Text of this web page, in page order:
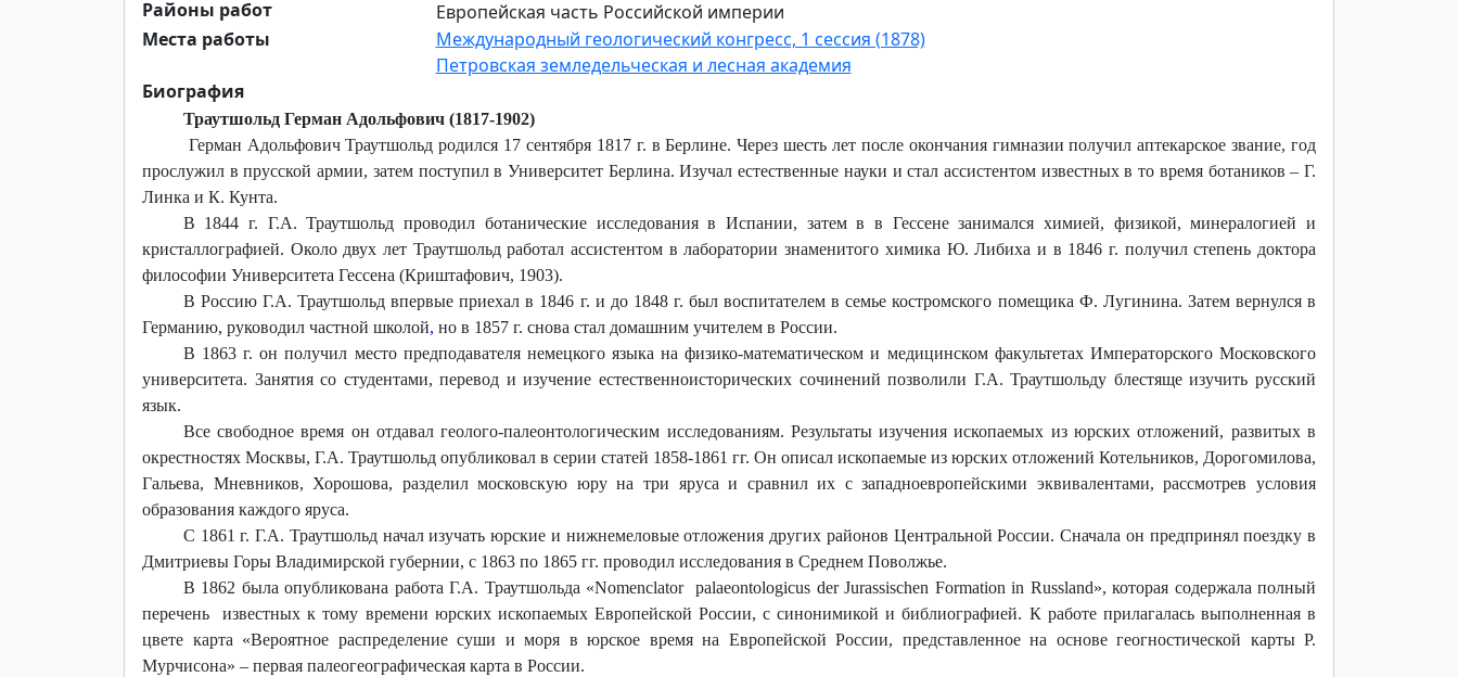
Районы работ
Европейская часть Российской империи
Места работы
Международный геологический конгресс, 1 сессия (1878)
Петровская земледельческая и лесная академия
Биография
Траутшольд Герман Адольфович (1817-1902)
Герман Адольфович Траутшольд родился 17 сентября 1817 г. в Берлине. Через шесть лет после окончания гимназии получил аптекарское звание, год
прослужил в прусской армии, затем поступил в Университет Берлина. Изучал естественные науки и стал ассистентом известных в то время ботаников – Г.
Линка и К. Кунта.
В 1844 г. Г.А. Траутшольд проводил ботанические исследования в Испании, затем в в Гессене занимался химией, физикой, минералогией и
кристаллографией. Около двух лет Траутшольд работал ассистентом в лаборатории знаменитого химика Ю. Либиха и в 1846 г. получил степень доктора
философии Университета Гессена (Криштафович, 1903).
В Россию Г.А. Траутшольд впервые приехал в 1846 г. и до 1848 г. был воспитателем в семье костромского помещика Ф. Лугинина. Затем вернулся в
Германию, руководил частной школой, но в 1857 г. снова стал домашним учителем в России.
В 1863 г. он получил место предподавателя немецкого языка на физико-математическом и медицинском факультетах Императорского Московского
университета. Занятия со студентами, перевод и изучение естественноисторических сочинений позволили Г.А. Траутшольду блестяще изучить русский
язык.
Все свободное время он отдавал геолого-палеонтологическим исследованиям. Результаты изучения ископаемых из юрских отложений, развитых в
окрестностях Москвы, Г.А. Траутшольд опубликовал в серии статей 1858-1861 гг. Он описал ископаемые из юрских отложений Котельников, Дорогомилова,
Гальева, Мневников, Хорошова, разделил московскую юру на три яруса и сравнил их с западноевропейскими эквивалентами, рассмотрев условия
образования каждого яруса.
С 1861 г. Г.А. Траутшольд начал изучать юрские и нижнемеловые отложения других районов Центральной России. Сначала он предпринял поездку в
Дмитриевы Горы Владимирской губернии, с 1863 по 1865 гг. проводил исследования в Среднем Поволжье.
В 1862 была опубликована работа Г.А. Траутшольда «Nomenclator palaeontologicus der Jurassischen Formation in Russland», которая содержала полный
перечень известных к тому времени юрских ископаемых Европейской России, с синонимикой и библиографией. К работе прилагалась выполненная в
цвете карта «Вероятное распределение суши и моря в юрское время на Европейской России, представленное на основе геогностической карты Р.
Мурчисона» – первая палеогеографическая карта в России.